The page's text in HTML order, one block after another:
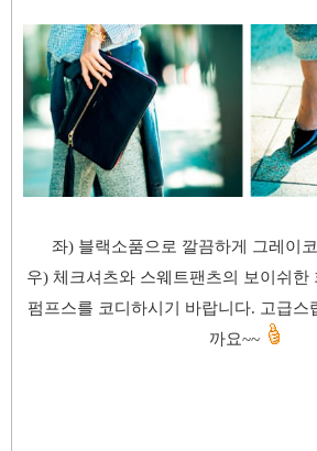
좌) 블랙소품으로 깔끔하게 그레이
우) 체크셔츠와 스웨트팬츠의 보이쉬한
펌프스를 코디하시기 바랍니다. 고급스
까요~~